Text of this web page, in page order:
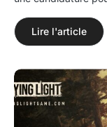
Lire l'article